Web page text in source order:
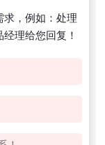
求，例如：处理
理给您回复！